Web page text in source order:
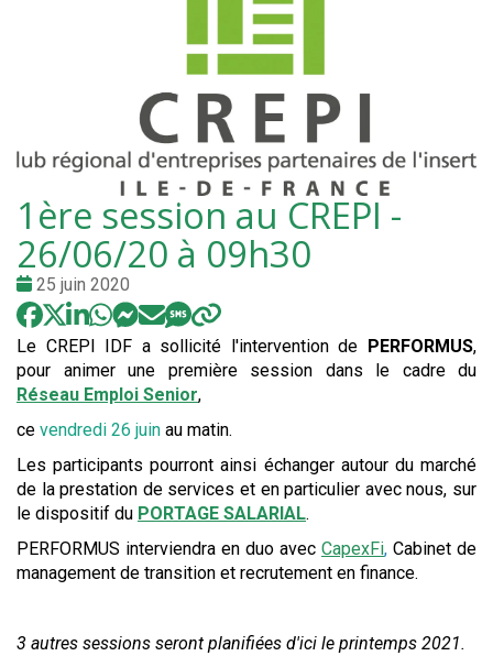
1ère session au CREPI -
26/06/20 à 09h30
Date
:
25 juin 2020
Le CREPI IDF a sollicité l'intervention de PERFORMUS,
pour animer une première session dans le cadre du
Réseau Emploi Senior,
ce vendredi 26 juin au matin.
Les participants pourront ainsi échanger autour du marché
de la prestation de services et en particulier avec nous, sur
le dispositif du PORTAGE SALARIAL.
PERFORMUS interviendra en duo avec CapexFi, Cabinet de
management de transition et recrutement en finance.
3 autres sessions seront planifiées d'ici le printemps 2021.